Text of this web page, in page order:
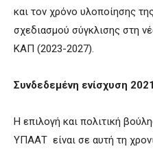
και τον χρόνο υλοποίησης
σχεδιασμού σύγκλισης στη
ΚΑΠ (2023-2027).
Συνδεδεμένη ενίσχυση 2021
Η επιλογή και πολιτική
ΥΠΑΑΤ είναι σε αυτή τη